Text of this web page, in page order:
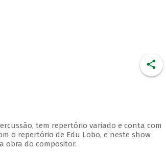
tem repertório variado e conta com
o repertório de Edu Lobo, e neste show
obra do compositor.